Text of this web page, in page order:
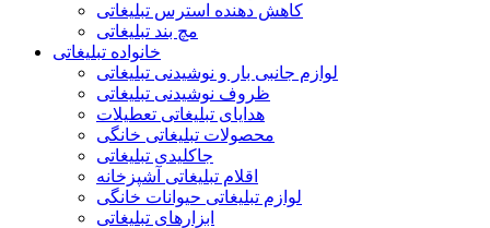
کاهش دهنده استرس تبلیغاتی
مچ بند تبلیغاتی
خانواده تبلیغاتی
لوازم جانبی بار و نوشیدنی تبلیغاتی
ظروف نوشیدنی تبلیغاتی
هدایای تبلیغاتی تعطیلات
محصولات تبلیغاتی خانگی
جاکلیدی تبلیغاتی
اقلام تبلیغاتی آشپزخانه
لوازم تبلیغاتی حیوانات خانگی
ابزارهای تبلیغاتی